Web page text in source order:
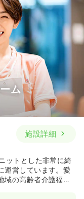
卒可
細を見る
一時募集休止
細を見る
ム
施設詳細
ットとした非常に綺
運営しています。愛
域の高齢者介護福祉